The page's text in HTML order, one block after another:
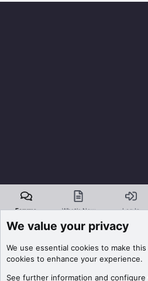
Forums What's New Log In
We value your privacy
We use essential cookies to make
cookies to enhance your experience.
See further information and